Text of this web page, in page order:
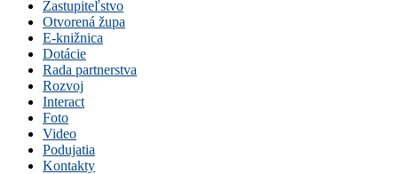
Zastupiteľstvo
Otvorená župa
E-knižnica
Dotácie
Rada partnerstva
Rozvoj
Interact
Foto
Video
Podujatia
Kontakty